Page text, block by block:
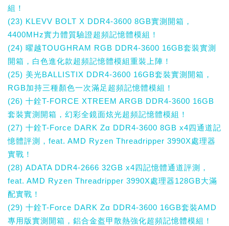
組！
(23) KLEVV BOLT X DDR4-3600 8GB實測開箱，
4400MHz實力體質驗證超頻記憶體模組！
(24) 曜越TOUGHRAM RGB DDR4-3600 16GB套裝實測
開箱，白色進化款超頻記憶體模組重裝上陣！
(25) 美光BALLISTIX DDR4-3600 16GB套裝實測開箱，
RGB加持三種顏色一次滿足超頻記憶體模組！
(26) 十銓T-FORCE XTREEM ARGB DDR4-3600 16GB
套裝實測開箱，幻彩全鏡面炫光超頻記憶體模組！
(27) 十銓T-Force DARK Zα DDR4-3600 8GB x4四通道記
憶體評測，feat. AMD Ryzen Threadripper 3990X處理器
實戰！
(28) ADATA DDR4-2666 32GB x4四記憶體通道評測，
feat. AMD Ryzen Threadripper 3990X處理器128GB大滿
配實戰！
(29) 十銓T-Force DARK Zα DDR4-3600 16GB套裝AMD
專用版實測開箱，鋁合金盔甲散熱強化超頻記憶體模組！